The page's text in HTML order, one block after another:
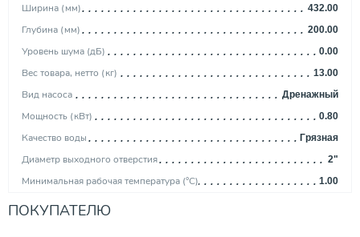
Ширина (мм) 432.00
Глубина (мм) 200.00
Уровень шума (дБ) 0.00
Вес товара, нетто (кг) 13.00
Вид насоса Дренажный
Мощность (кВт) 0.80
Качество воды Грязная
Диаметр выходного отверстия 2"
Минимальная рабочая температура (°С) 1.00
Максимальная производительность (м3/ч)
ПОКУПАТЕЛЮ